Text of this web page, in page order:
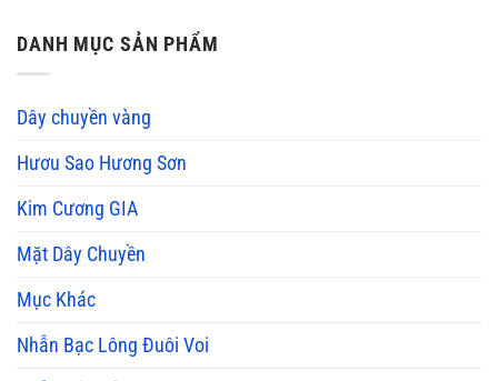
DANH MỤC SẢN PHẨM
Dây chuyền vàng
Hươu Sao Hương Sơn
Kim Cương GIA
Mặt Dây Chuyền
Mục Khác
Nhẫn Bạc Lông Đuôi Voi